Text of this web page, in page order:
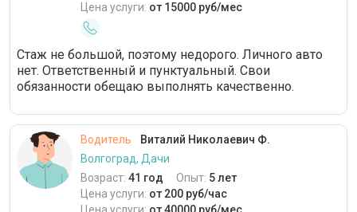
Цена услуги: от 15000 руб/мес
Стаж не большой, поэтому недорого. Личного авто
нет. Ответственный и пунктуальный. Свои
обязанности обещаю выполнять качественно.
Водитель
Виталий Николаевич Ф.
Волгоград, Дачи
Возраст: 41 год Опыт: 5 лет
Цена услуги: от 200 руб/час